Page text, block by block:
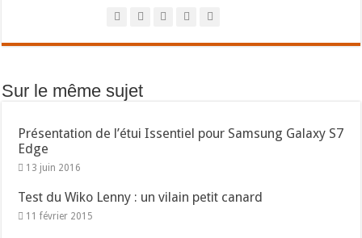
Sur le même sujet
Présentation de l’étui Issentiel pour Samsung Galaxy S7
Edge
13 juin 2016
Test du Wiko Lenny : un vilain petit canard
11 février 2015